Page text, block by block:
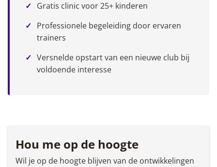
Gratis clinic voor 25+ kinderen
Professionele begeleiding door ervaren
trainers
Versnelde opstart van een nieuwe club bij
voldoende interesse
Hou me op de hoogte
Wil je op de hoogte blijven van de ontwikkelingen